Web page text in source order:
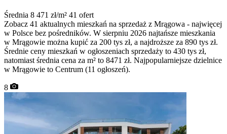
Średnia 8 471 zł/m² 41 ofert
Zobacz 41 aktualnych mieszkań na sprzedaż z Mrągowa - najwięcej
w Polsce bez pośredników. W sierpniu 2026 najtańsze mieszkania
w Mrągowie można kupić za 200 tys zł, a najdroższe za 890 tys zł.
Średnie ceny mieszkań w ogłoszeniach sprzedaży to 430 tys zł,
natomiast średnia cena za m² to 8471 zł. Najpopularniejsze dzielnice
w Mrągowie to Centrum (11 ogłoszeń).
8